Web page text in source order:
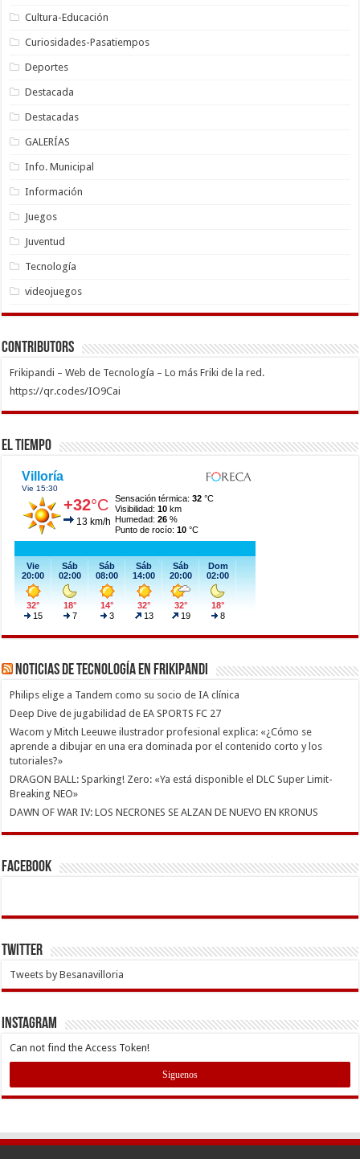
Cultura-Educación
Curiosidades-Pasatiempos
Deportes
Destacada
Destacadas
GALERÍAS
Info. Municipal
Información
Juegos
Juventud
Tecnología
videojuegos
Contributors
Frikipandi – Web de Tecnología – Lo más Friki de la red.
https://qr.codes/IO9Cai
El Tiempo
Noticias de Tecnología en Frikipandi
Philips elige a Tandem como su socio de IA clínica
Deep Dive de jugabilidad de EA SPORTS FC 27
Wacom y Mitch Leeuwe ilustrador profesional explica: «¿Cómo se
aprende a dibujar en una era dominada por el contenido corto y los
tutoriales?»
DRAGON BALL: Sparking! Zero: «Ya está disponible el DLC Super Limit-
Breaking NEO»
DAWN OF WAR IV: LOS NECRONES SE ALZAN DE NUEVO EN KRONUS
Facebook
Twitter
Tweets by Besanavilloria
INSTAGRAM
Can not find the Access Token!
Siguenos